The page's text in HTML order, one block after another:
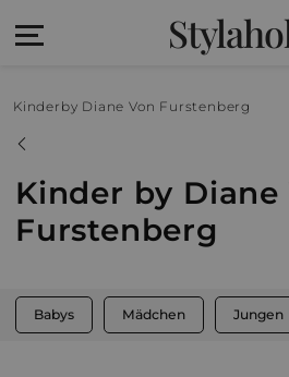
Kinder by Diane Von Furstenberg
Kinder by Diane
Furstenberg
Babys Mädchen Jungen